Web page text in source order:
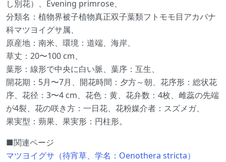
し別花）、Evening primrose、
分類名：植物界被子植物真正双子葉類フトモモ目アカバナ
科マツヨイグサ属、
原産地：南米、環境：道端、海岸、
草丈：20〜100 cm、
葉形：線形で中央に白い脈、葉序：互生、
開花期：5月〜7月、開花時間：夕方～朝、花序形：総状花
序、花径：3〜4 cm、花色：黄、花弁数：4枚、雌蕊の先端
が4裂、花の咲き方：一日花、花粉媒介者：スズメガ、
果実型：蒴果、果実形：円柱形。
■関連ページ
マツヨイグサ（待宵草、学名：Oenothera stricta）